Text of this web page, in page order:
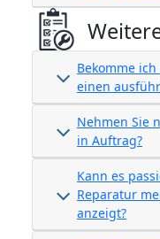
Bekomme
einen
Nehmen Sie
in Auftrag?
Kann es
Reparatur
anzeigt?